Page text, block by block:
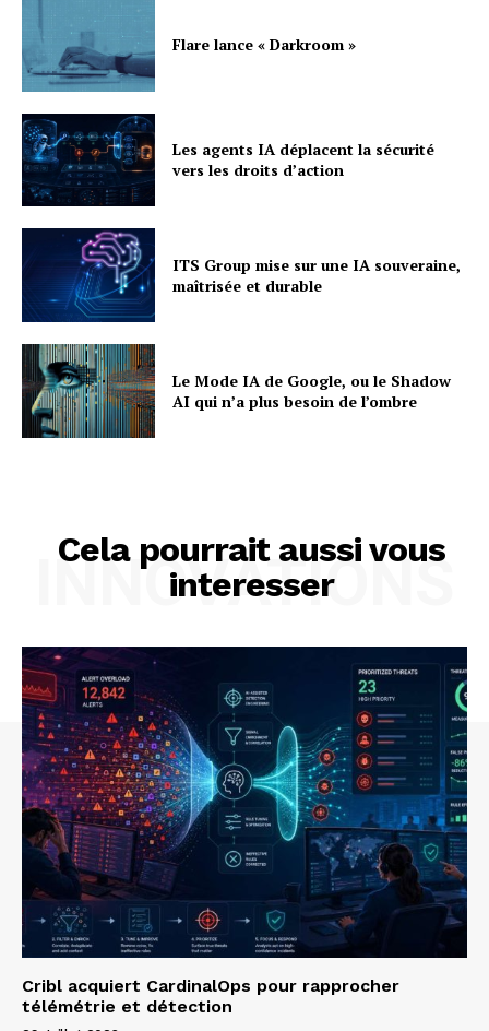
Flare lance « Darkroom »
Les agents IA déplacent la sécurité
vers les droits d’action
ITS Group mise sur une IA souveraine,
maîtrisée et durable
Le Mode IA de Google, ou le Shadow
AI qui n’a plus besoin de l’ombre
Cela pourrait aussi vous
interesser
INNOVATIONS
Cribl acquiert CardinalOps pour rapprocher
télémétrie et détection